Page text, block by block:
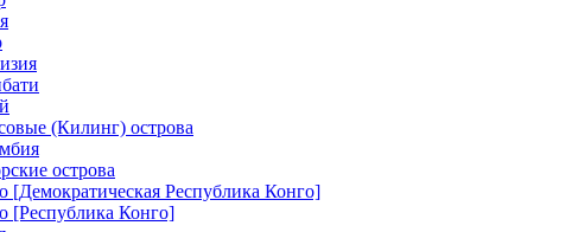
(Килинг) острова
острова
[Демократическая Республика Конго]
[Республика Конго]